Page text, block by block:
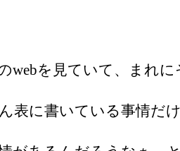
webを見ていて、まれに
表に書いている事情だ